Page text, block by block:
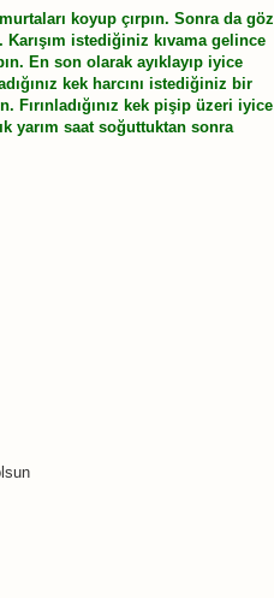
koyup çırpın. Sonra da göz
Karışım istediğiniz kıvama gelince
En son olarak ayıklayıp iyice
kek harcını istediğiniz bir
Fırınladığınız kek pişip üzeri iyice
yarım saat soğuttuktan sonra